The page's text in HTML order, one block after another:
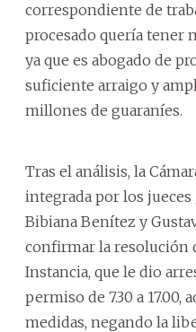
correspondiente de
procesado quería tener
ya que es abogado de
suficiente arraigo y
millones de guaraníes.
Tras el análisis, la
integrada por los jueces
Bibiana Benítez y
confirmar la resolución
Instancia, que le dio
permiso de 7.30 a 17.00,
medidas, negando la